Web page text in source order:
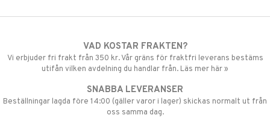
VAD KOSTAR FRAKTEN?
Vi erbjuder fri frakt från 350 kr. Vår gräns för fraktfri leverans bestäms
utifån vilken avdelning du handlar från. Läs mer här »
SNABBA LEVERANSER
Beställningar lagda före 14:00 (gäller varor i lager) skickas normalt ut från
oss samma dag.